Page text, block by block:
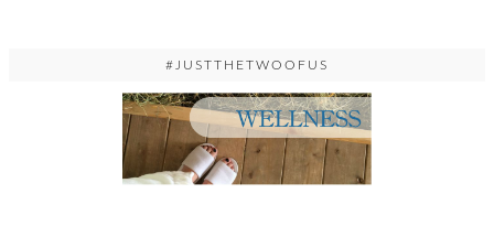
#JUSTTHETWOOFUS